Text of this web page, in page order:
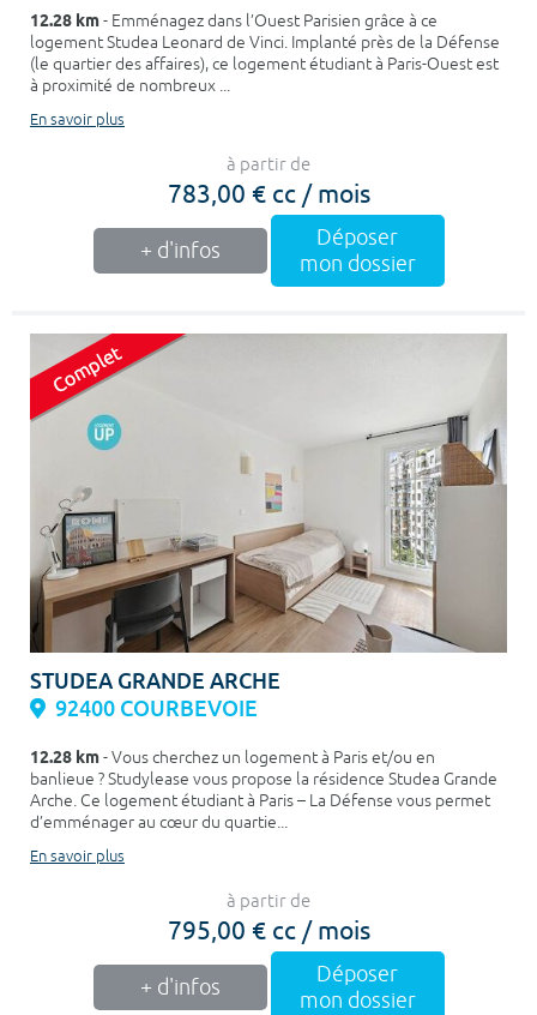
12.28 km- Emménagez dans l’Ouest Parisien grâce à ce
logement Studea Leonard de Vinci. Implanté près de la Défense
(le quartier des affaires), ce logement étudiant à Paris-Ouest est
à proximité de nombreux ...
En savoir plus
à partir de
783,00 € cc / mois
+ d'infos
Déposer
mon dossier
STUDEA GRANDE ARCHE
92400 COURBEVOIE
12.28 km- Vous cherchez un logement à Paris et/ou en
banlieue ? Studylease vous propose la résidence Studea Grande
Arche. Ce logement étudiant à Paris – La Défense vous permet
d’emménager au cœur du quartie...
En savoir plus
à partir de
795,00 € cc / mois
+ d'infos
Déposer
mon dossier